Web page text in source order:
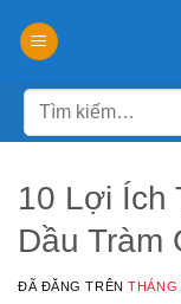
đến
dungTìm
kiếm:
10 Lợi Ích
Dầu Tràm
ĐÃ ĐĂNG TRÊNTHÁNG